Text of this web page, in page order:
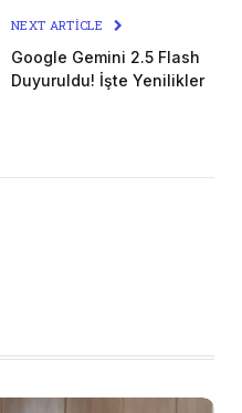
NEXT ARTICLE
Google Gemini 2.5 Flash
Duyuruldu! İşte Yenilikler